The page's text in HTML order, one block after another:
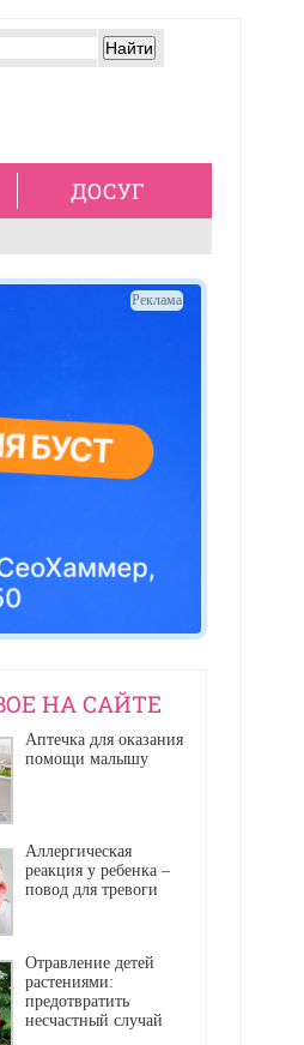
Реклама
НА САЙТЕ
Аптечка для оказания
помощи малышу
Аллергическая
реакция у ребенка –
повод для тревоги
Отравление детей
растениями:
предотвратить
несчастный случай
ДОСУГ